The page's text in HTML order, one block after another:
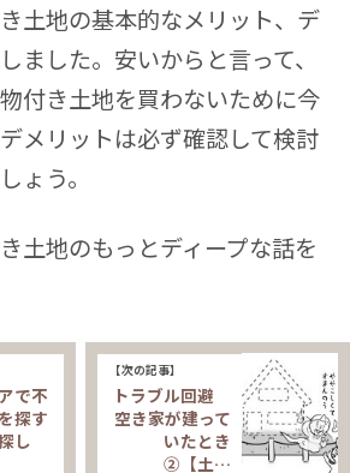
土地の基本的なメリット、デ
ました。安いからと言って、
付き土地を買わないために今
メリットは必ず確認して検討
ょう。
土地のもっとディープな話を
で不
探す
し
【次の記事】
トラブル回避
空き家が建って
いたとき
②【土…